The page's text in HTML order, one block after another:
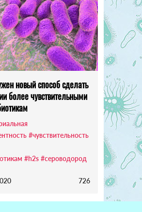
новый способ сделать
более чувствительными
#чувствительность
#h2s #сероводород
726